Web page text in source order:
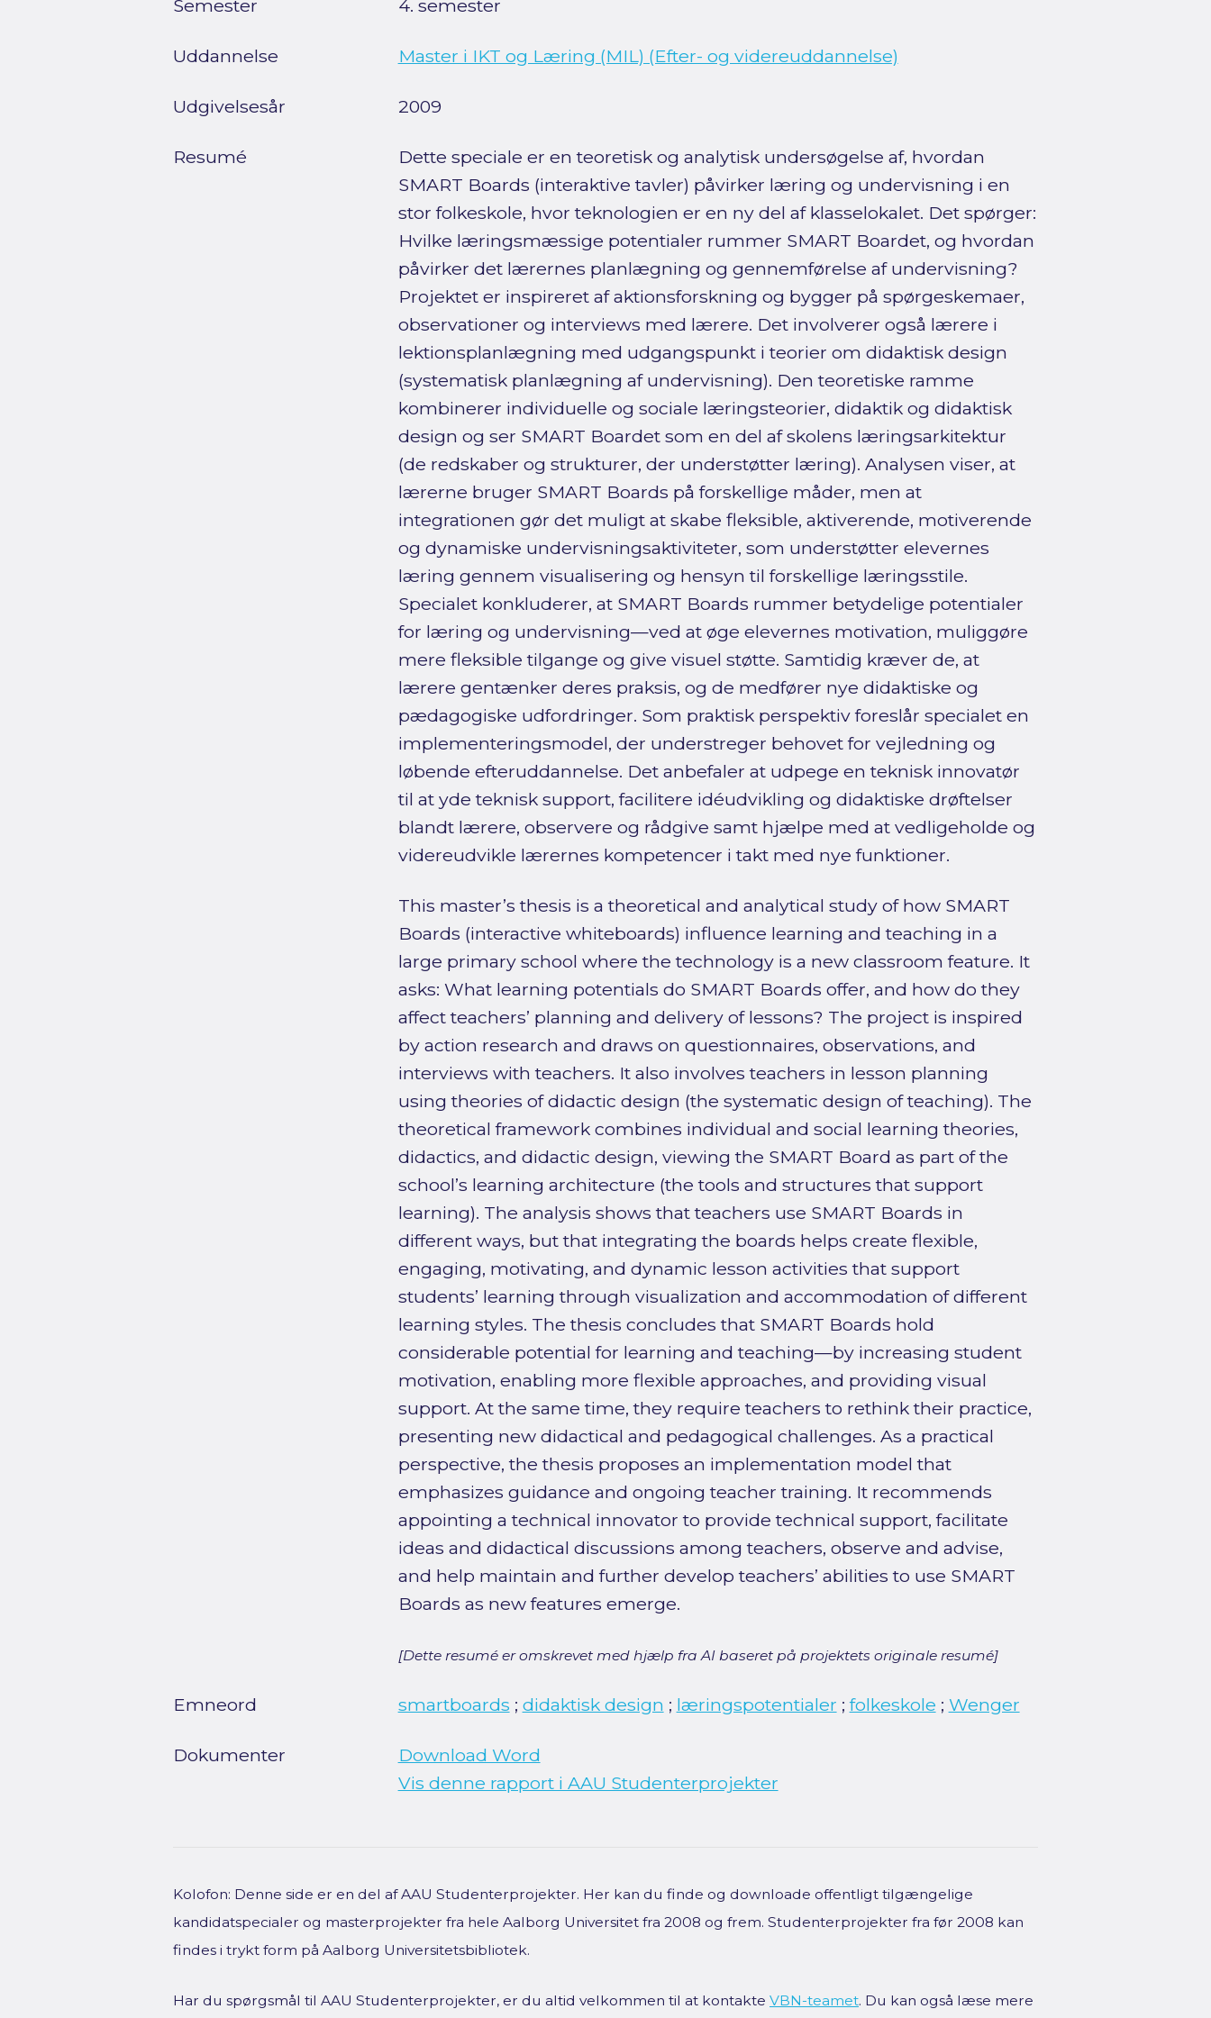
Semester 4. semester
Uddannelse Master i IKT og Læring (MIL) (Efter- og videreuddannelse)
Udgivelsesår 2009
Resumé
Dette speciale er en teoretisk og analytisk undersøgelse af, hvordan
SMART Boards (interaktive tavler) påvirker læring og undervisning i en
stor folkeskole, hvor teknologien er en ny del af klasselokalet. Det spørger:
Hvilke læringsmæssige potentialer rummer SMART Boardet, og hvordan
påvirker det lærernes planlægning og gennemførelse af undervisning?
Projektet er inspireret af aktionsforskning og bygger på spørgeskemaer,
observationer og interviews med lærere. Det involverer også lærere i
lektionsplanlægning med udgangspunkt i teorier om didaktisk design
(systematisk planlægning af undervisning). Den teoretiske ramme
kombinerer individuelle og sociale læringsteorier, didaktik og didaktisk
design og ser SMART Boardet som en del af skolens læringsarkitektur
(de redskaber og strukturer, der understøtter læring). Analysen viser, at
lærerne bruger SMART Boards på forskellige måder, men at
integrationen gør det muligt at skabe fleksible, aktiverende, motiverende
og dynamiske undervisningsaktiviteter, som understøtter elevernes
læring gennem visualisering og hensyn til forskellige læringsstile.
Specialet konkluderer, at SMART Boards rummer betydelige potentialer
for læring og undervisning—ved at øge elevernes motivation, muliggøre
mere fleksible tilgange og give visuel støtte. Samtidig kræver de, at
lærere gentænker deres praksis, og de medfører nye didaktiske og
pædagogiske udfordringer. Som praktisk perspektiv foreslår specialet en
implementeringsmodel, der understreger behovet for vejledning og
løbende efteruddannelse. Det anbefaler at udpege en teknisk innovatør
til at yde teknisk support, facilitere idéudvikling og didaktiske drøftelser
blandt lærere, observere og rådgive samt hjælpe med at vedligeholde og
videreudvikle lærernes kompetencer i takt med nye funktioner.
This master’s thesis is a theoretical and analytical study of how SMART
Boards (interactive whiteboards) influence learning and teaching in a
large primary school where the technology is a new classroom feature. It
asks: What learning potentials do SMART Boards offer, and how do they
affect teachers’ planning and delivery of lessons? The project is inspired
by action research and draws on questionnaires, observations, and
interviews with teachers. It also involves teachers in lesson planning
using theories of didactic design (the systematic design of teaching). The
theoretical framework combines individual and social learning theories,
didactics, and didactic design, viewing the SMART Board as part of the
school’s learning architecture (the tools and structures that support
learning). The analysis shows that teachers use SMART Boards in
different ways, but that integrating the boards helps create flexible,
engaging, motivating, and dynamic lesson activities that support
students’ learning through visualization and accommodation of different
learning styles. The thesis concludes that SMART Boards hold
considerable potential for learning and teaching—by increasing student
motivation, enabling more flexible approaches, and providing visual
support. At the same time, they require teachers to rethink their practice,
presenting new didactical and pedagogical challenges. As a practical
perspective, the thesis proposes an implementation model that
emphasizes guidance and ongoing teacher training. It recommends
appointing a technical innovator to provide technical support, facilitate
ideas and didactical discussions among teachers, observe and advise,
and help maintain and further develop teachers’ abilities to use SMART
Boards as new features emerge.
[Dette resumé er omskrevet med hjælp fra AI baseret på projektets originale resumé]
Emneord smartboards ; didaktisk design ; læringspotentialer ;folkeskole ; Wenger
Dokumenter
Download Word
Vis denne rapport i AAU Studenterprojekter
Kolofon: Denne side er en del af AAU Studenterprojekter. Her kan du finde og downloade offentligt tilgængelige
kandidatspecialer og masterprojekter fra hele Aalborg Universitet fra 2008 og frem. Studenterprojekter fra før 2008 kan
findes i trykt form på Aalborg Universitetsbibliotek.
Har du spørgsmål til AAU Studenterprojekter, er du altid velkommen til at kontakte VBN-teamet. Du kan også læse mere